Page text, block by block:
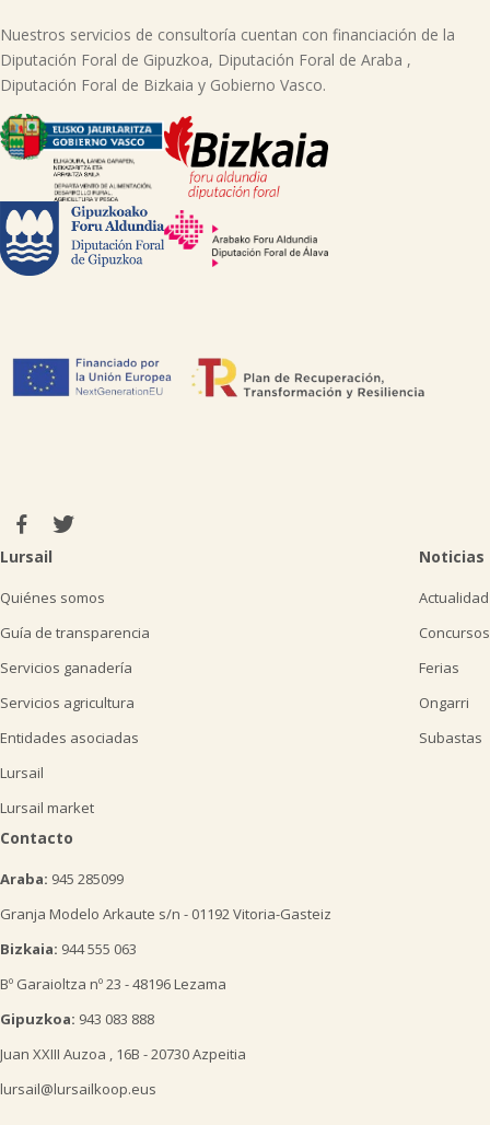
Nuestros servicios de consultoría cuentan con financiación de la
Diputación Foral de Gipuzkoa, Diputación Foral de Araba ,
Diputación Foral de Bizkaia y Gobierno Vasco.
Lursail
Quiénes somos
Guía de transparencia
Servicios ganadería
Servicios agricultura
Entidades asociadas
Lursail
Lursail market
Noticias
Actualidad
Concursos
Ferias
Ongarri
Subastas
Contacto
Araba: 945 285099
Granja Modelo Arkaute s/n - 01192 Vitoria-Gasteiz
Bizkaia: 944 555 063
Bº Garaioltza nº 23 - 48196 Lezama
Gipuzkoa: 943 083 888
Juan XXIII Auzoa , 16B - 20730 Azpeitia
lursail@lursailkoop.eus